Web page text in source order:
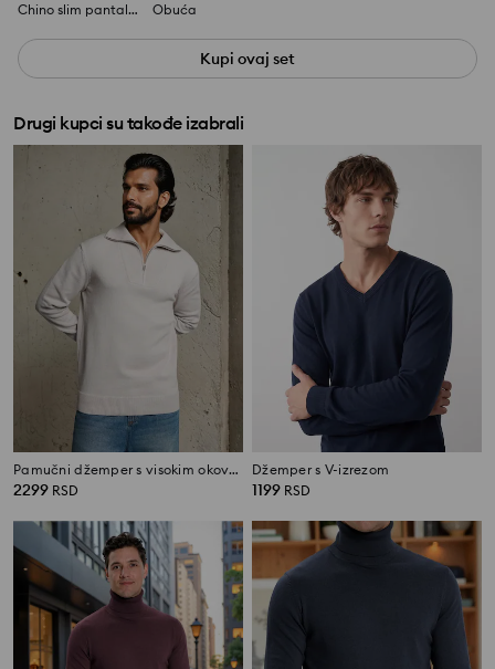
Chino slim pantalone Obuća
Kupi ovaj set
Drugi kupci su takođe izabrali
Pamučni džemper s visokim okovratnikom
2299 RSD
Džemper s V-izrezom
1199 RSD